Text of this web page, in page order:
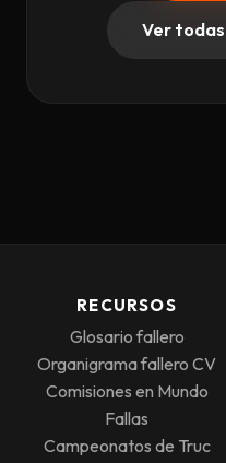
Ver
RECURSOS
Glosario fallero
Organigrama fallero CV
Comisiones en Mundo
Fallas
Campeonatos de Truc